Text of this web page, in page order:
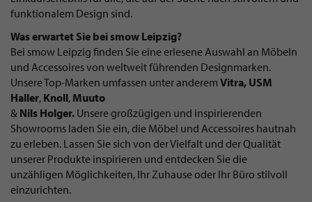
funktionalem Design sind.
Was erwartet Sie bei smow Leipzig?
Bei smow Leipzig finden Sie eine erlesene Auswahl an Möbeln
und Accessoires von weltweit führenden Designmarken.
Unsere Top-Marken umfassen unter anderem Vitra, USM
Haller, Knoll, Muuto
& Nils Holger. Unsere großzügigen und inspirierenden
Showrooms laden Sie ein, die Möbel und Accessoires hautnah
zu erleben. Lassen Sie sich von der Vielfalt und der Qualität
unserer Produkte inspirieren und entdecken Sie die
unzähligen Möglichkeiten, Ihr Zuhause oder Ihr Büro stilvoll
einzurichten.